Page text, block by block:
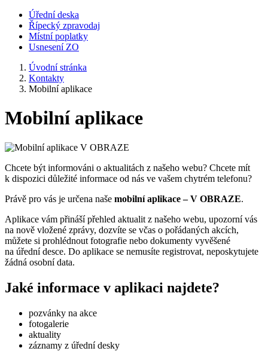
Úřední deska
Řípecký zpravodaj
Místní poplatky
Usnesení ZO
Úvodní stránka
Kontakty
Mobilní aplikace
Mobilní aplikace
Chcete být informováni o aktualitách z našeho webu? Chcete mít
k dispozici důležité informace od nás ve vašem chytrém telefonu?
Právě pro vás je určena naše mobilní aplikace – V OBRAZE.
Aplikace vám přináší přehled aktualit z našeho webu, upozorní vás
na nově vložené zprávy, dozvíte se včas o pořádaných akcích,
můžete si prohlédnout fotografie nebo dokumenty vyvěšené
na úřední desce. Do aplikace se nemusíte registrovat, neposkytujete
žádná osobní data.
Jaké informace v aplikaci najdete?
pozvánky na akce
fotogalerie
aktuality
záznamy z úřední desky